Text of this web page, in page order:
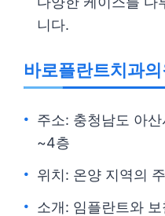
니다.
바로플란트치과
주소: 충청남도 아
~4층
위치: 온양 지역의
소개: 임플란트와